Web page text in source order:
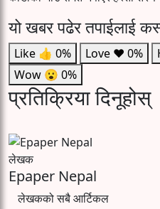
यो खबर पढेर तपाईलाई
Like 👍 0% Love ❤️ 0%
Wow 😮 0%
प्रतिक्रिया दिनूहोस्
लेखक
Epaper Nepal
लेखकको सबै आर्टिकल